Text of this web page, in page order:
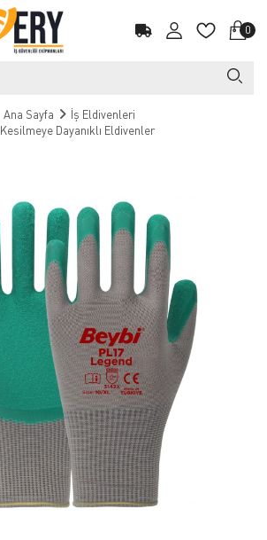
0
Ana Sayfa
İş Eldivenleri
Kesilmeye Dayanıklı Eldivenler